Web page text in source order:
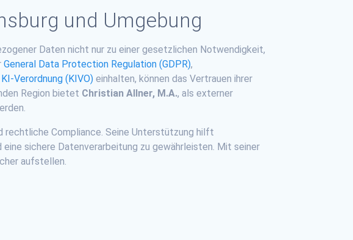
und Umgebung
Daten nicht nur zu einer gesetzlichen Notwendigkeit,
General Data Protection Regulation (GDPR),
Verordnung (KIVO) einhalten, können das Vertrauen ihrer
Region bietet Christian Allner, M.A., als externer
rechtliche Compliance. Seine Unterstützung hilft
sichere Datenverarbeitung zu gewährleisten. Mit seiner
aufstellen.